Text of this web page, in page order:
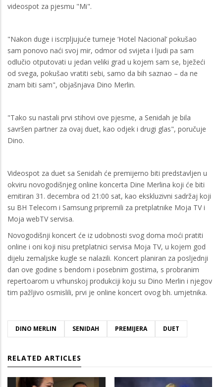
videospot za pjesmu "Mi".
"Nakon duge i iscrpljujuće turneje ‘Hotel Nacional’ pokušao
sam ponovo naći svoj mir, odmor od svijeta i ljudi pa sam
odlučio otputovati u jedan veliki grad u kojem sam se, bježeći
od svega, pokušao vratiti sebi, samo da bih saznao – da ne
znam biti sam", objašnjava Dino Merlin.
"Tako su nastali prvi stihovi ove pjesme, a Senidah je bila
savršen partner za ovaj duet, kao odjek i drugi glas", poručuje
Dino.
Videospot za duet sa Senidah će premijerno biti predstavljen u
okviru novogodišnjeg online koncerta Dine Merlina koji će biti
emitiran 31. decembra od 21:00 sat, kao ekskluzivni sadržaj koji
su BH Telecom i Samsung pripremili za pretplatnike Moja TV i
Moja webTV servisa.
Novogodišnji koncert će iz udobnosti svog doma moći pratiti
online i oni koji nisu pretplatnici servisa Moja TV, u kojem god
dijelu zemaljske kugle se nalazili. Koncert planiran za posljednji
dan ove godine s bendom i posebnim gostima, s probranim
repertoarom u vrhunskoj produkciji koju su Dino Merlin i njegov
tim pažljivo osmislili, prvi je online koncert ovog bh. umjetnika.
DINO MERLIN SENIDAH PREMIJERA DUET
RELATED ARTICLES